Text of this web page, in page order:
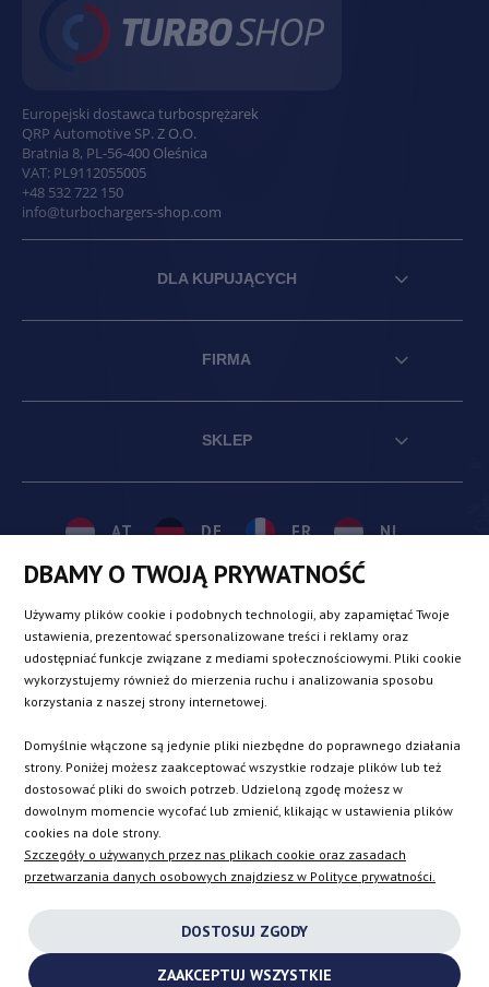
Europejski dostawca turbosprężarek
QRP Automotive SP. Z O.O.
Bratnia 8, PL -56-400 Oleśnica
VAT: PL9112055005
+48 532 722 150
info@turbochargers-shop.com
DLA KUPUJĄCYCH
FIRMA
SKLEP
AT
CZ
DE
ES
FR
IT
NL
SE
SK
FACEBOOK
DBAMY O TWOJĄ PRYWATNOŚĆ
Używamy plików cookie i podobnych technologii, aby zapamiętać Twoje
ustawienia, prezentować spersonalizowane treści i reklamy oraz
udostępniać funkcje związane z mediami społecznościowymi. Pliki cookie
wykorzystujemy również do mierzenia ruchu i analizowania sposobu
korzystania z naszej strony internetowej.
Domyślnie włączone są jedynie pliki niezbędne do poprawnego działania
strony. Poniżej możesz zaakceptować wszystkie rodzaje plików lub też
dostosować pliki do swoich potrzeb. Udzieloną zgodę możesz w
dowolnym momencie wycofać lub zmienić, klikając w ustawienia plików
cookies na dole strony.
Szczegóły o używanych przez nas plikach cookie oraz zasadach
przetwarzania danych osobowych znajdziesz w Polityce prywatności.
DOSTOSUJ ZGODY
ZAAKCEPTUJ WSZYSTKIE